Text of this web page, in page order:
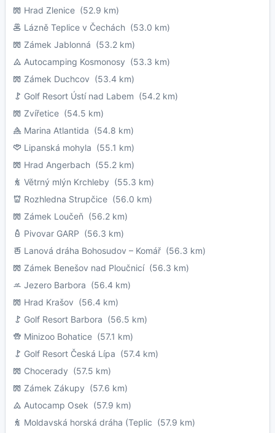
Hrad Zlenice (52.9 km)
Lázně Teplice v Čechách (53.0 km)
Zámek Jablonná (53.2 km)
Autocamping Kosmonosy (53.3 km)
Zámek Duchcov (53.4 km)
Golf Resort Ústí nad Labem (54.2 km)
Zvířetice (54.5 km)
Marina Atlantida (54.8 km)
Lipanská mohyla (55.1 km)
Hrad Angerbach (55.2 km)
Větrný mlýn Krchleby (55.3 km)
Rozhledna Strupčice (56.0 km)
Zámek Loučeň (56.2 km)
Pivovar GARP (56.3 km)
Lanová dráha Bohosudov – Komář (56.3 km)
Zámek Benešov nad Ploučnicí(56.3 km)
Jezero Barbora (56.4 km)
Hrad Krašov (56.4 km)
Golf Resort Barbora (56.5 km)
Minizoo Bohatice (57.1 km)
Golf Resort Česká Lípa (57.4 km)
Chocerady (57.5 km)
Zámek Zákupy (57.6 km)
Autocamp Osek (57.9 km)
Moldavská horská dráha (Teplic (57.9 km)